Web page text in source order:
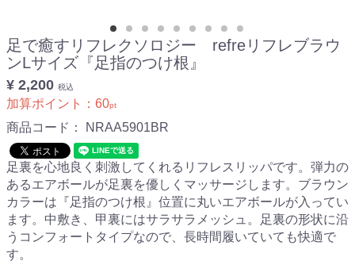
足で癒すリフレクソロジー refreリフレブラウ
ンLサイズ『足指のつけ根』
¥ 2,200 税込
加算ポイント： 60pt
商品コード： NRAA5901BR
足裏を心地良く刺激してくれるリフレスリッパです。弾力の
あるエアボールが足裏を優しくマッサージします。ブラウン
カラーは『足指のつけ根』位置に丸いエアボールが入ってい
ます。中敷き、甲裏にはサラサラメッシュ。足裏の形状に沿
うコンフォートタイプなので、長時間履いていても快適で
す。